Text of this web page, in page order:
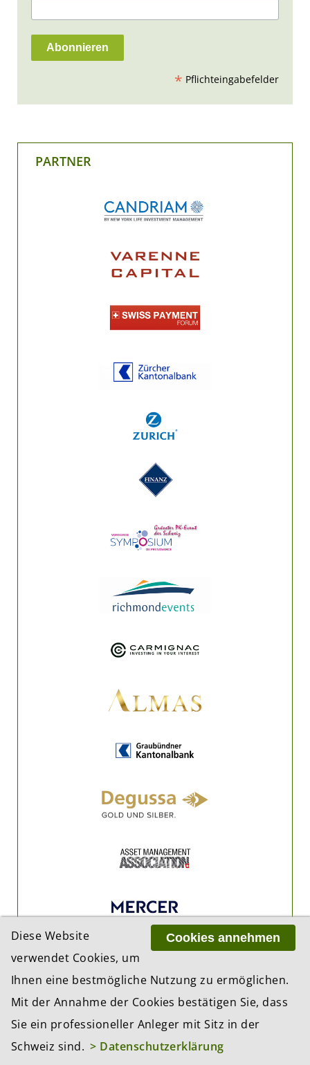
* Pflichteingabefelder
PARTNER
Cookies annehmen
Diese Website
verwendet Cookies, um
Ihnen eine bestmögliche Nutzung zu ermöglichen.
Mit der Annahme der Cookies bestätigen Sie, dass
Sie ein professioneller Anleger mit Sitz in der
Schweiz sind. > Datenschutzerklärung